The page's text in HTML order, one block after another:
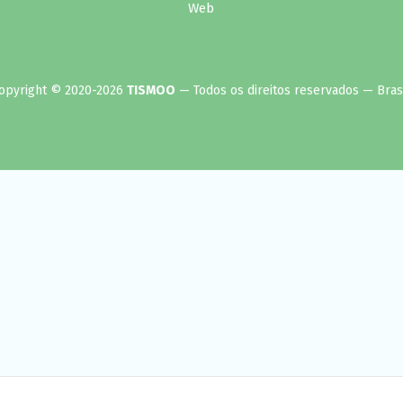
© 2020-2026 TISMOO — Todos os direitos reservados —